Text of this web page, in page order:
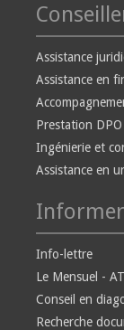
Assistance
Assistance en
Prestation
Ingénierie et
Assistance en
Informer
Info-lettre
Le Mensuel -
Conseil en
Recherche